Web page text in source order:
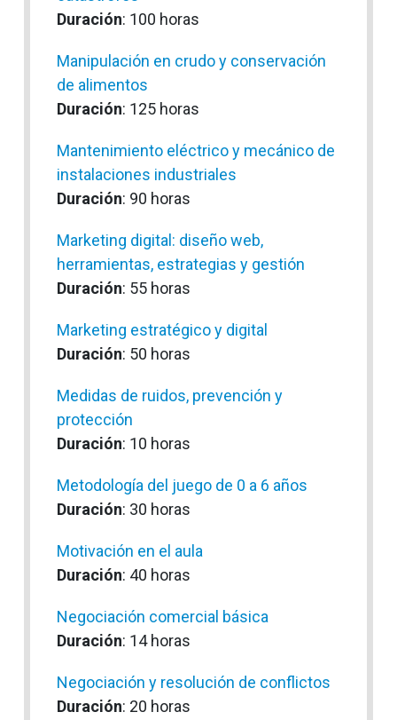
Duración: 100 horas
Manipulación en crudo y conservación
de alimentos
Duración: 125 horas
Mantenimiento eléctrico y mecánico de
instalaciones industriales
Duración: 90 horas
Marketing digital: diseño web,
herramientas, estrategias y gestión
Duración: 55 horas
Marketing estratégico y digital
Duración: 50 horas
Medidas de ruidos, prevención y
protección
Duración: 10 horas
Metodología del juego de 0 a 6 años
Duración: 30 horas
Motivación en el aula
Duración: 40 horas
Negociación comercial básica
Duración: 14 horas
Negociación y resolución de conflictos
Duración: 20 horas